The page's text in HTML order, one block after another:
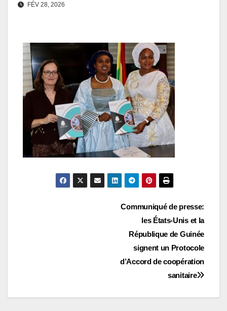
FÉV 28, 2026
Communiqué de presse:
les États-Unis et la
République de Guinée
signent un Protocole
d’Accord de coopération
sanitaire